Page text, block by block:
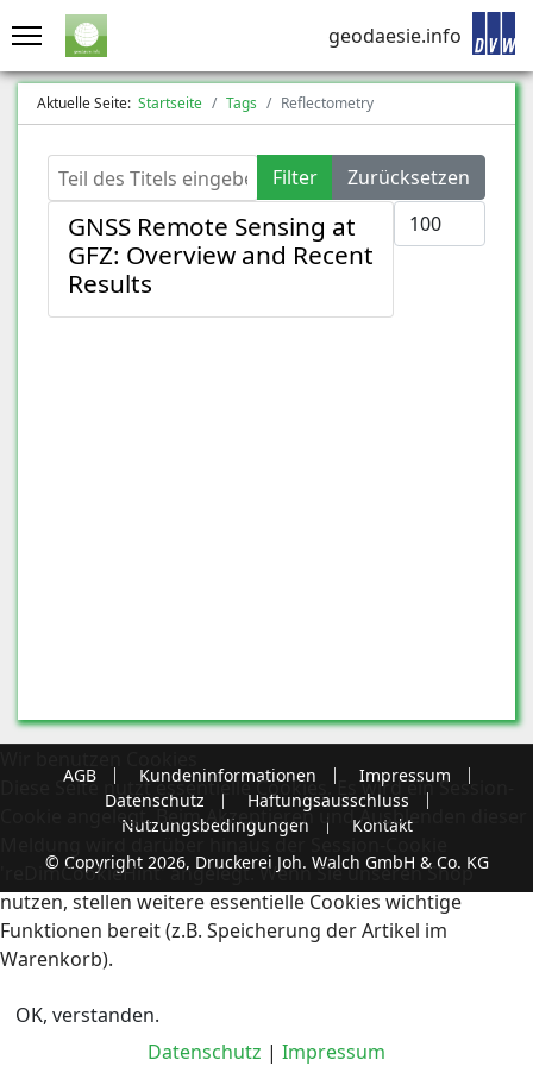
geodaesie.info
Aktuelle Seite: Startseite Tags Reflectometry
Teil des Titels eingeben Filter
Zurücksetzen
Anzeige #
GNSS Remote Sensing at
GFZ: Overview and Recent
Results
AGB Kundeninformationen
Impressum
Datenschutz
Haftungsausschluss
Nutzungsbedingungen
Kontakt
© Copyright 2026, Druckerei Joh. Walch GmbH & Co. KG
Diese Seite nutzt essentielle Cookies. Es wird ein Session-
Cookie angelegt. Beim Akzeptieren und Ausblenden dieser
Meldung wird darüber hinaus der Session-Cookie
'reDimCookieHint' angelegt. Wenn Sie unseren Shop
nutzen, stellen weitere essentielle Cookies wichtige
Funktionen bereit (z.B. Speicherung der Artikel im
Warenkorb).
OK, verstanden.
Datenschutz | Impressum